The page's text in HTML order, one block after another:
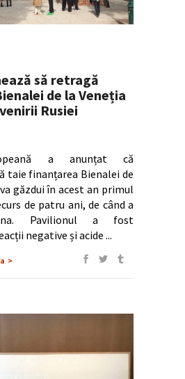
să retragă
de la Veneția
Rusiei
a anunțat că
taie finanțarea Bienalei de
găzdui în acest an primul
de patru ani, de când a
Pavilionul a fost
negative și acide
>